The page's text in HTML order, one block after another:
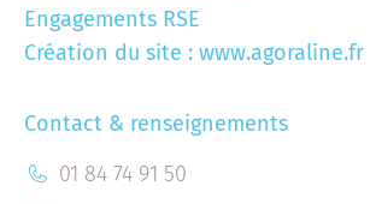
Engagements RSE
Création du site : www.agoraline.fr
Contact & renseignements
01 84 74 91 50